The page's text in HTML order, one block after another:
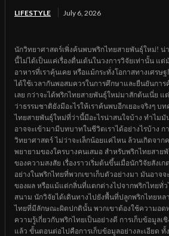
LIFESTYLE July 6, 2026
นักวิทยาศาสตร์เพิ่งค้นพบพริกไทยสายพันธุ์ใหม่! น่
นี้ไม่ได้เป็นแค่เรื่องตื่นเต้นในวงการวิจัยเท่านั้น แ
อาหารที่เราคุ้นเคย หรือแม้กระทั่งโอกาสทางเศร
ได้ใช้เวลากันพอสมควรในการศึกษาและยืนยันการ
เลย กว่าจะได้พริกไทยสายพันธุ์ใหม่มาสักต้นเนี่ย แ
ว่าธรรมชาติยังมีอะไรให้เราค้นพบอีกเยอะจริงๆ บ
ไทยสายพันธุ์ใหม่ที่ว่านี้มีอะไรน่าสนใจบ้าง ทำไม
อาจจะเข้ามามีบทบาทในชีวิตเราได้อย่างไรบ้าง ก
วิทยาศาสตร์ ไม่ว่าจะเล็กน้อยแค่ไหน ล้วนเกิดจาก
พยายามของใครบางคนเสมอ สำหรับพริกไทยสาย
ของความสงสัย เรื่องราวเริ่มต้นขึ้นเมื่อนักวิจัยสังเ
อย่างในพริกไทยที่พวกเขาเก็บตัวอย่างมา มันอาจ
ของผล หรือแม้แต่กลิ่นที่แตกต่างไปจากพริกไทยทั่ว
สนาม นักวิจัยได้เดินทางไปยังพื้นที่ปลูกพริกไทยห
ไทยที่มีลักษณะผิดปกตินั้น พวกเขาต้องใช้ความอด
ความรู้เกี่ยวกับพริกไทยเป็นอย่างดี การเก็บข้อมูลเ
แล้ว ขั้นตอนต่อไปคือการเก็บข้อมูลอย่างละเอียด